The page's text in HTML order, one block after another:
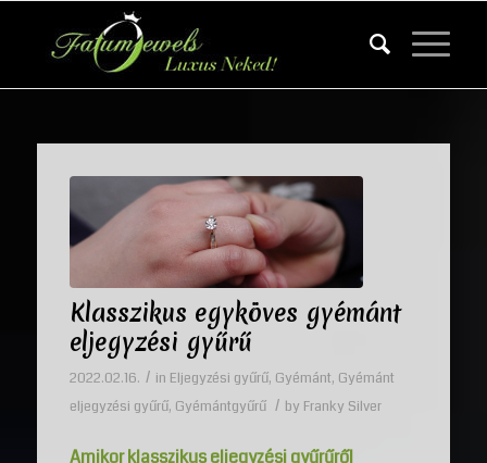
Klasszikus egyköves gyémánt
eljegyzési gyűrű
2022.02.16. / in Eljegyzési gyűrű, Gyémánt, Gyémánt
eljegyzési gyűrű, Gyémántgyűrű / by Franky Silver
Amikor klasszikus eljegyzési gyűrűről